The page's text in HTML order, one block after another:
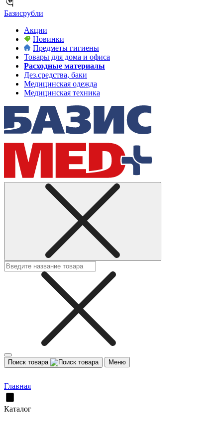
Базисрубли
Акции
Новинки
Предметы гигиены
Товары для дома и офиса
Расходные материалы
Дез.средства, баки
Медицинская одежда
Медицинская техника
Поиск товара Меню
Главная
Каталог